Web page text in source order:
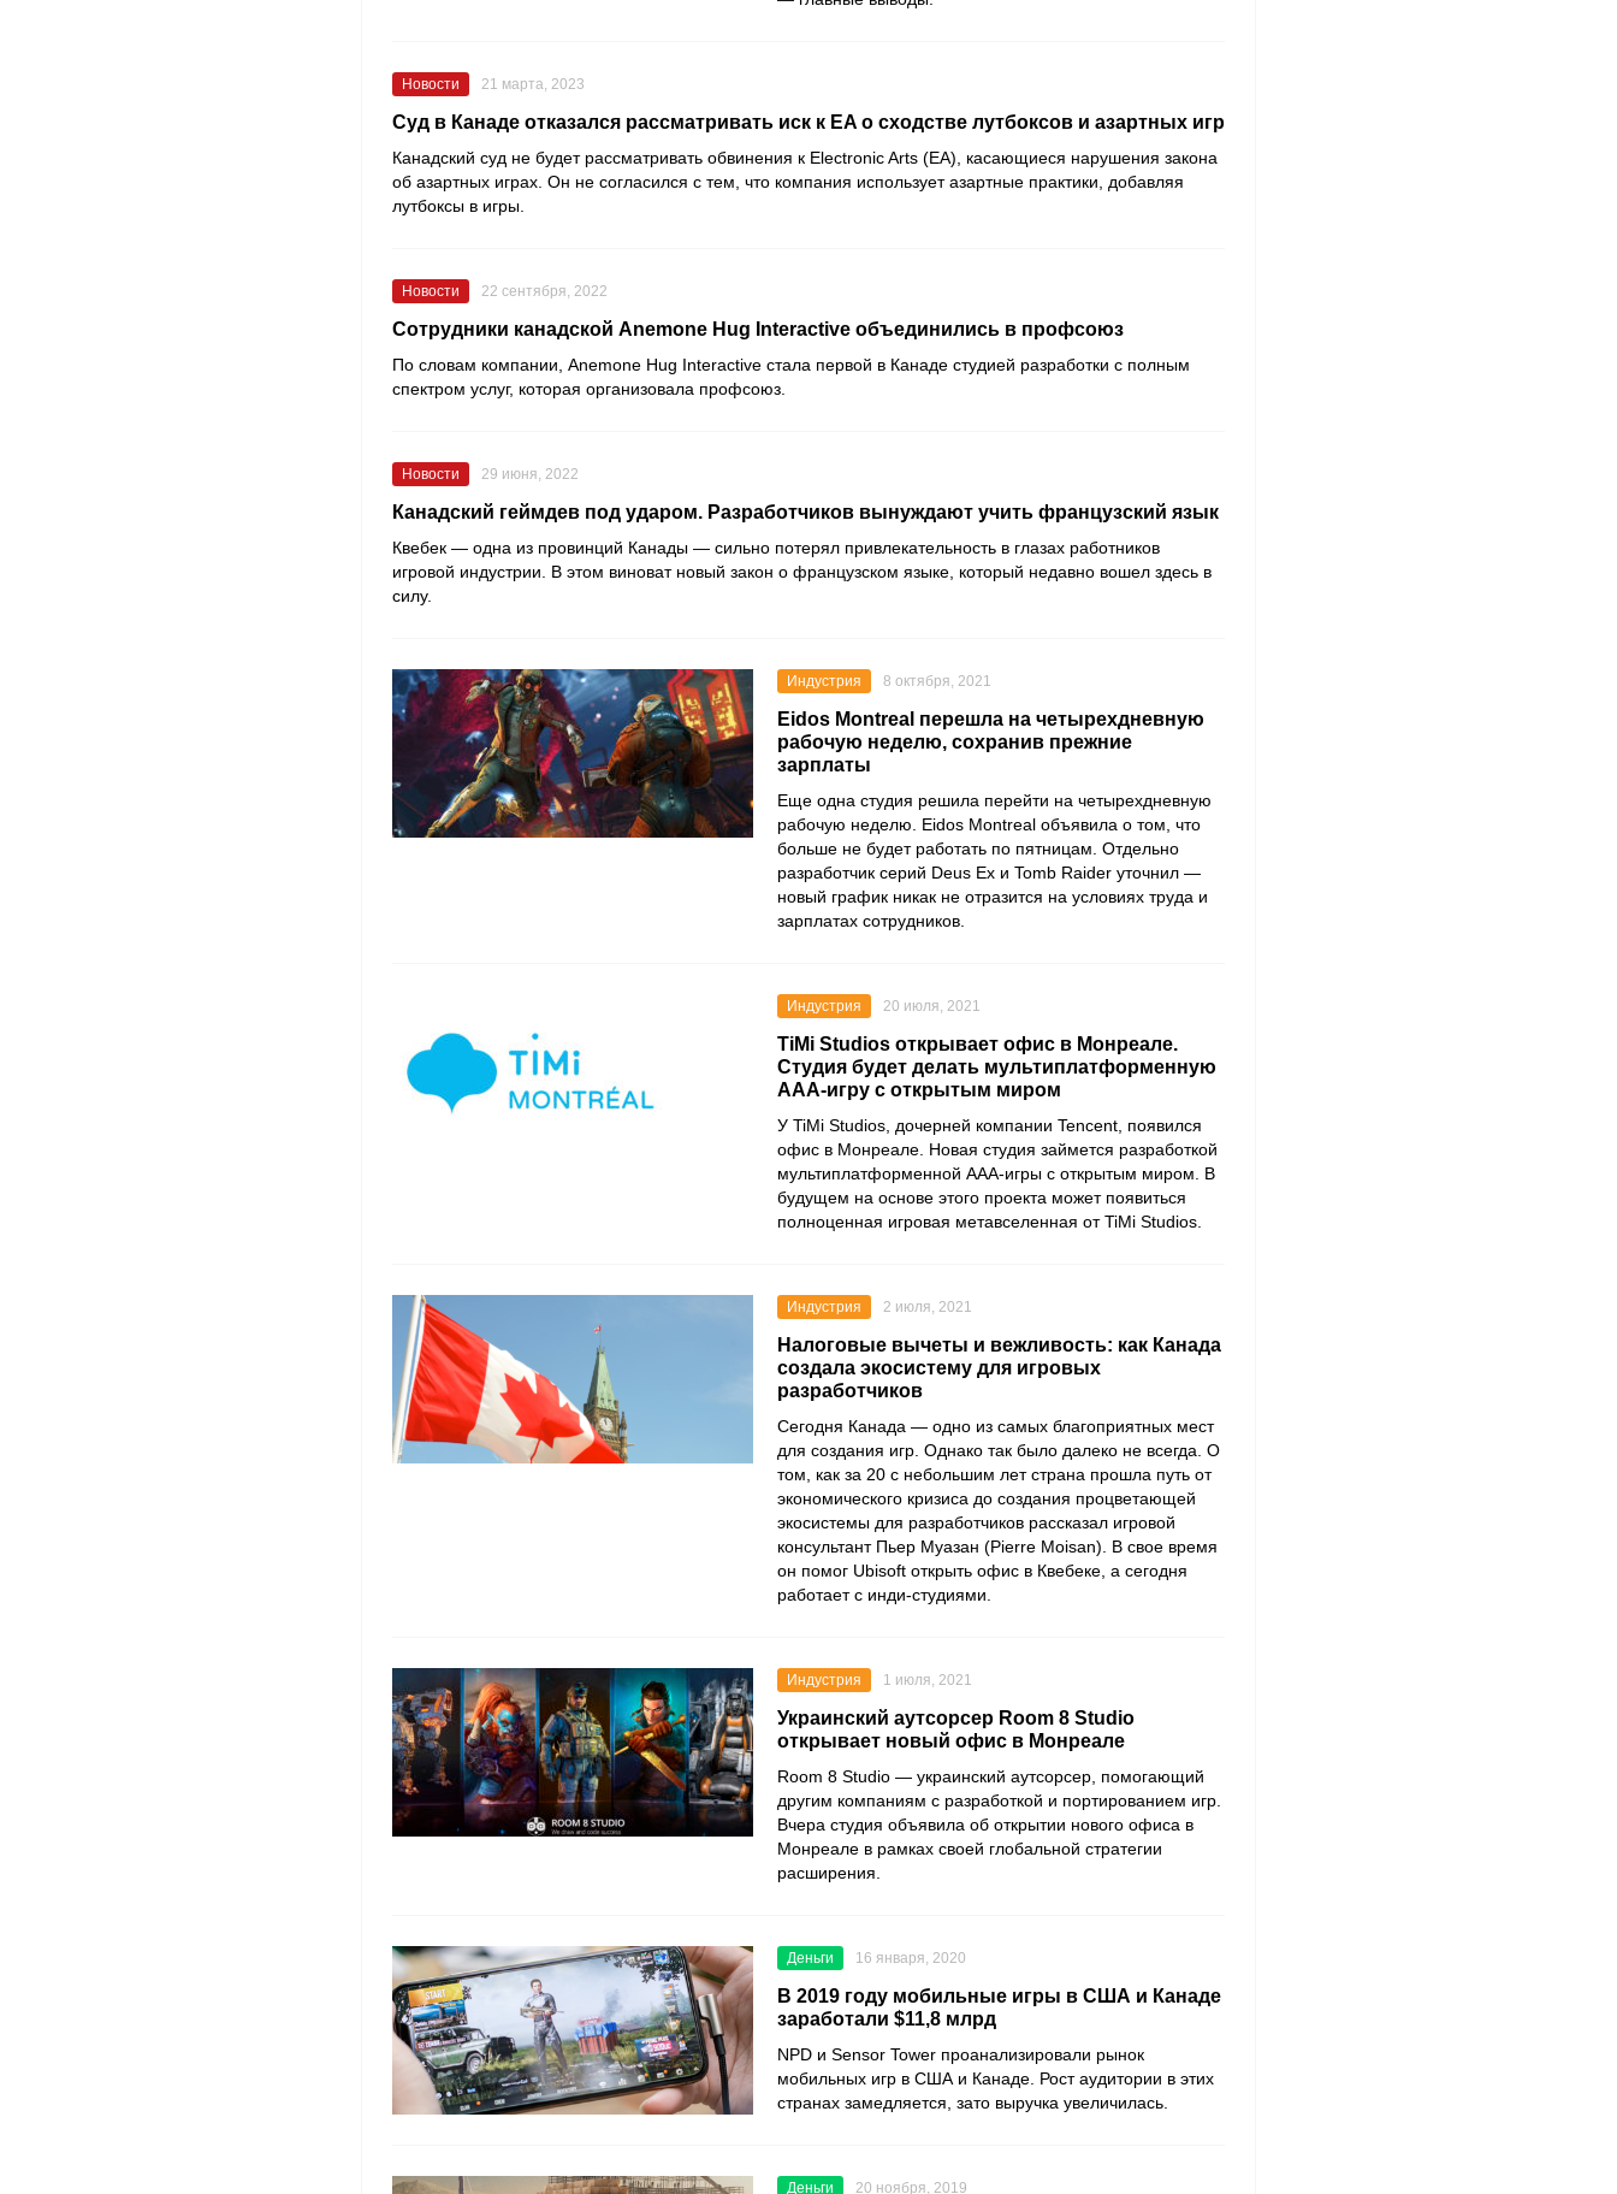
Новости 21 марта, 2023
Суд в Канаде отказался рассматривать иск к EA о сходстве лутбоксов и азартных игр
Канадский суд не будет рассматривать обвинения к Electronic Arts (EA), касающиеся нарушения закона
об азартных играх. Он не согласился с тем, что компания использует азартные практики, добавляя
лутбоксы в игры.
Новости 22 сентября, 2022
Сотрудники канадской Anemone Hug Interactive объединились в профсоюз
По словам компании, Anemone Hug Interactive стала первой в Канаде студией разработки с полным
спектром услуг, которая организовала профсоюз.
Новости 29 июня, 2022
Канадский геймдев под ударом. Разработчиков вынуждают учить французский язык
Квебек — одна из провинций Канады — сильно потерял привлекательность в глазах работников
игровой индустрии. В этом виноват новый закон о французском языке, который недавно вошел здесь в
силу.
Индустрия 8 октября, 2021
Eidos Montreal перешла на четырехдневную
рабочую неделю, сохранив прежние
зарплаты
Еще одна студия решила перейти на четырехдневную
рабочую неделю. Eidos Montreal объявила о том, что
больше не будет работать по пятницам. Отдельно
разработчик серий Deus Ex и Tomb Raider уточнил —
новый график никак не отразится на условиях труда и
зарплатах сотрудников.
Индустрия 20 июля, 2021
TiMi Studios открывает офис в Монреале.
Студия будет делать мультиплатформенную
ААА-игру с открытым миром
У TiMi Studios , дочерней компании Tencent , появился
офис в Монреале. Новая студия займется разработкой
мультиплатформенной ААА-игры с открытым миром. В
будущем на основе этого проекта может появиться
полноценная игровая метавселенная от TiMi Studios.
Индустрия 2 июля, 2021
Налоговые вычеты и вежливость: как Канада
создала экосистему для игровых
разработчиков
Сегодня Канада — одно из самых благоприятных мест
для создания игр. Однако так было далеко не всегда. О
том, как за 20 с небольшим лет страна прошла путь от
экономического кризиса до создания процветающей
экосистемы для разработчиков рассказал игровой
консультант Пьер Муазан (Pierre Moisan). В свое время
он помог Ubisoft открыть офис в Квебеке, а сегодня
работает с инди-студиями.
Индустрия 1 июля, 2021
Украинский аутсорсер Room 8 Studio
открывает новый офис в Монреале
Room 8 Studio — украинский аутсорсер, помогающий
другим компаниям с разработкой и портированием игр.
Вчера студия объявила об открытии нового офиса в
Монреале в рамках своей глобальной стратегии
расширения.
Деньги 16 января, 2020
В 2019 году мобильные игры в США и Канаде
заработали $11,8 млрд
NPD и Sensor Tower проанализировали рынок
мобильных игр в США и Канаде. Рост аудитории в этих
странах замедляется, зато выручка увеличилась.
Деньги 20 ноября, 2019